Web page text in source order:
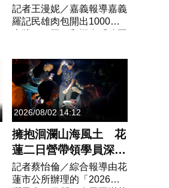
一發票」大獎 名店身
分曝光
記者王漫妮／嘉義報導嘉義
羅記民雄肉包開出1000萬
（4）日下午正式公布115
年5、6月統一發票中獎清
冊，本期一...
2026/08/02 14:12
擁抱洄瀾山海風土 花
蓮二日營帶領學員深度
探索花蓮自然魅力
記者蔡怡倫／綜合報導由花
蓮市公所辦理的「2026洄